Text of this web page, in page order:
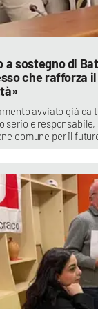
a sostegno di
che rafforza
avviato già da
serio e
comune per il